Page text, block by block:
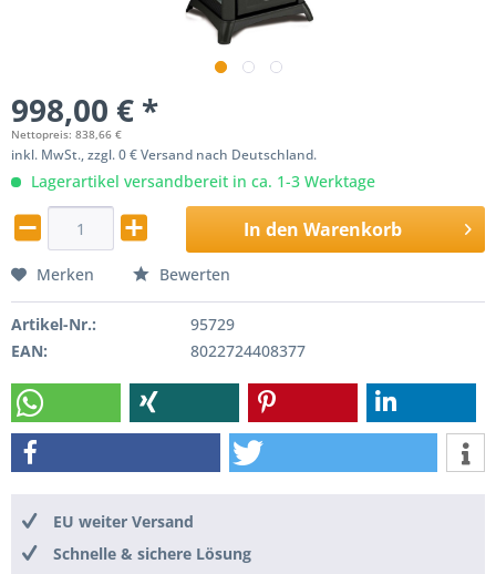
998,00 € *
Nettopreis: 838,66 €
inkl. MwSt., zzgl. 0 € Versand nach Deutschland.
Lagerartikel versandbereit in ca. 1-3 Werktage
In den Warenkorb
Merken Bewerten
Artikel-Nr.:
95729
EAN:
8022724408377
EU weiter Versand
Schnelle & sichere Lösung